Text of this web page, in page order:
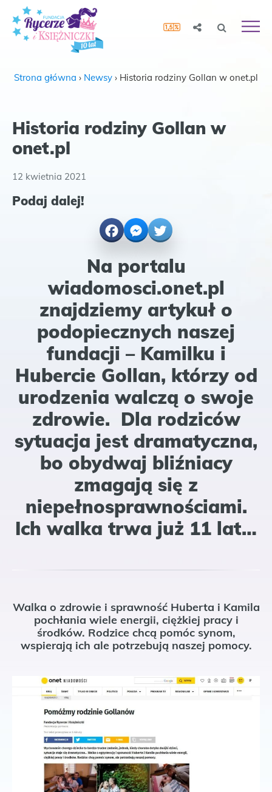
Strona główna › Newsy › Historia rodziny Gollan w onet.pl
Historia rodziny Gollan w
onet.pl
12 kwietnia 2021
Podaj dalej!
FacebookMessenger
Twitter
Na portalu
wiadomosci.onet.pl
znajdziemy artykuł o
podopiecznych naszej
fundacji – Kamilku i
Hubercie Gollan, którzy od
urodzenia walczą o swoje
zdrowie. Dla rodziców
sytuacja jest dramatyczna,
bo obydwaj bliźniacy
zmagają się z
niepełnosprawnościami.
Ich walka trwa już 11 lat…
Walka o zdrowie i sprawność Huberta i Kamila
pochłania wiele energii, ciężkiej pracy i
środków. Rodzice chcą pomóc synom,
wspierają ich ale potrzebują naszej pomocy.